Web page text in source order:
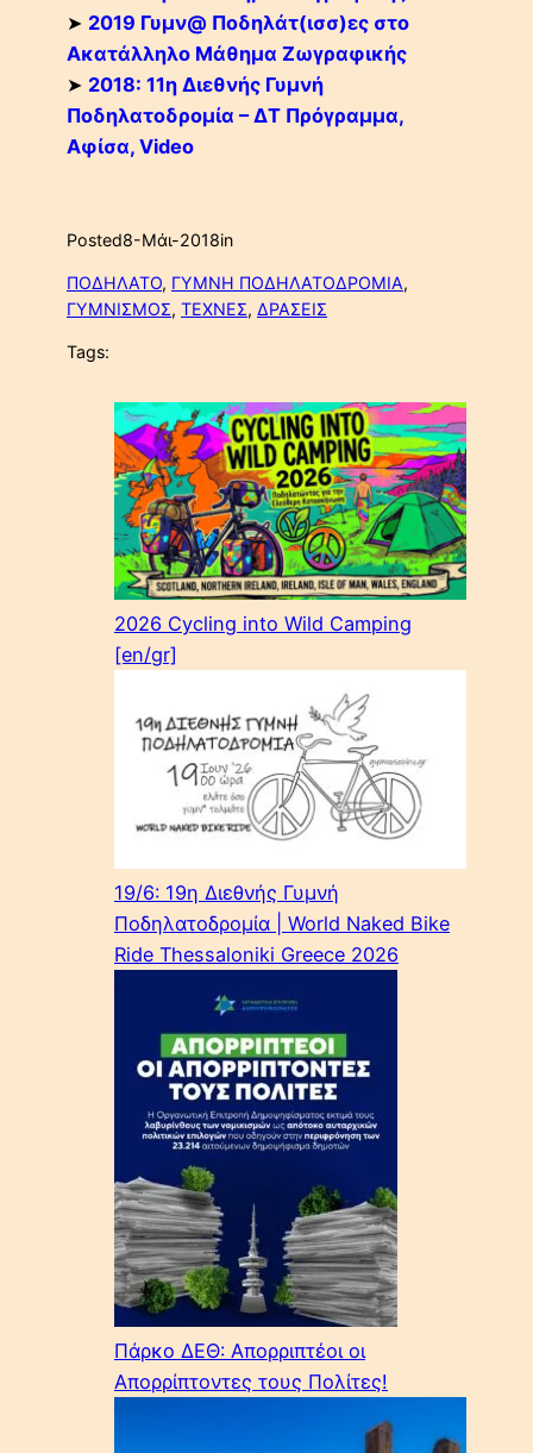
➤ 2019 Γυμν@ Ποδηλάτ(ισσ)ες στο
Ακατάλληλο Μάθημα Ζωγραφικής
➤ 2018: 11η Διεθνής Γυμνή
Ποδηλατοδρομία – ΔΤ Πρόγραμμα,
Αφίσα, Video
Posted8-Μάι-2018in
ΠΟΔΗΛΑΤΟ, ΓΥΜΝΗ ΠΟΔΗΛΑΤΟΔΡΟΜΙΑ
ΓΥΜΝΙΣΜΟΣ, ΤΕΧΝΕΣ, ΔΡΑΣΕΙΣ
Tags:
2026 Cycling into Wild Camping
[en/gr]
19/6: 19η Διεθνής Γυμνή
Ποδηλατοδρομία | World Naked Bike
Ride Thessaloniki Greece 2026
Πάρκο ΔΕΘ: Απορριπτέοι οι
Απορρίπτοντες τους Πολίτες!